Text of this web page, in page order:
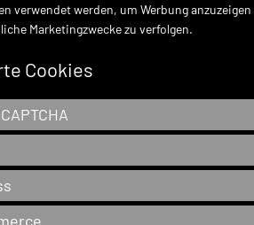
verwendet werden, um Werbung
Marketingzwecke zu verfolgen.
Cookies